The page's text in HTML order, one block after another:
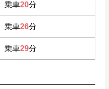
乗車20分
乗車26分
乗車29分